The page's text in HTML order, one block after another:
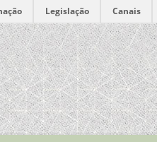
Legislação Canais